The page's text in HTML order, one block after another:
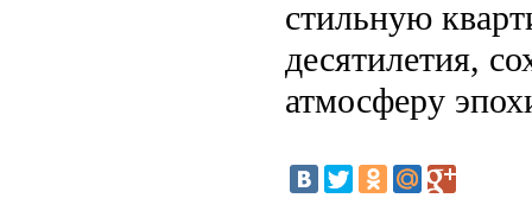
стильную
десятилетия,
атмосферу